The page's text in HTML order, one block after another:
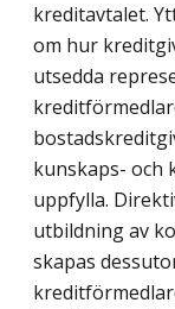
kreditavtalet.
om hur
utsedda
kunskaps- och
uppfylla.
utbildning av
skapas